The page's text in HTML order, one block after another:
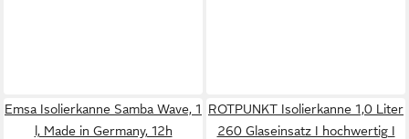
Emsa Isolierkanne Samba Wave, 1
l, Made in Germany, 12h
ROTPUNKT Isolierkanne 1,0 Liter
260 Glaseinsatz I hochwertig I